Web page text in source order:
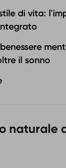
di vita:
il sonno
naturale